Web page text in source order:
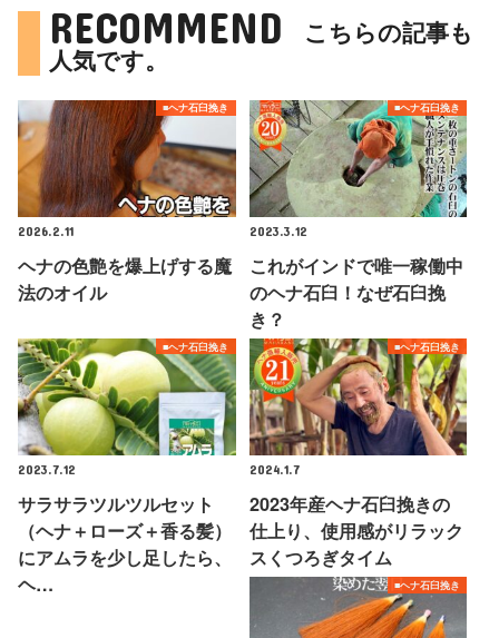
RECOMMEND
こちらの記事も
人気です。
■ヘナ石臼挽き
2026.2.11
ヘナの色艶を爆上げする魔
法のオイル
■ヘナ石臼挽き
2023.3.12
これがインドで唯一稼働中
のヘナ石臼！なぜ石臼挽
き？
■ヘナ石臼挽き
2023.7.12
サラサラツルツルセット
（ヘナ＋ローズ＋香る髪）
にアムラを少し足したら、
ヘ…
■ヘナ石臼挽き
2024.1.7
2023年産ヘナ石臼挽きの
仕上り、使用感がリラック
スくつろぎタイム
■ヘナ石臼挽き